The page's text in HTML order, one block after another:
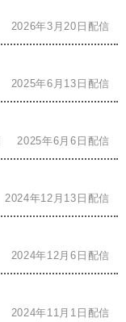
2026年3月20日配信
2025年6月13日配信
2025年6月6日配信
2024年12月13日配信
2024年12月6日配信
2024年11月1日配信